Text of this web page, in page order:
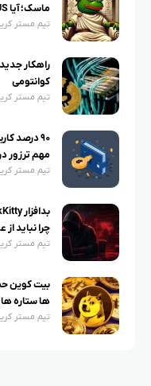
ماسک؛ آیا KEKIUS دوباره صعود می کند؟
تیم مستر
راهکار
کوانتومی
تیم مستر
۹۰ درصد
مهم ترزور
تیم مستر
چرا نباید
تیم مستر
ها ستاره
تیم مستر